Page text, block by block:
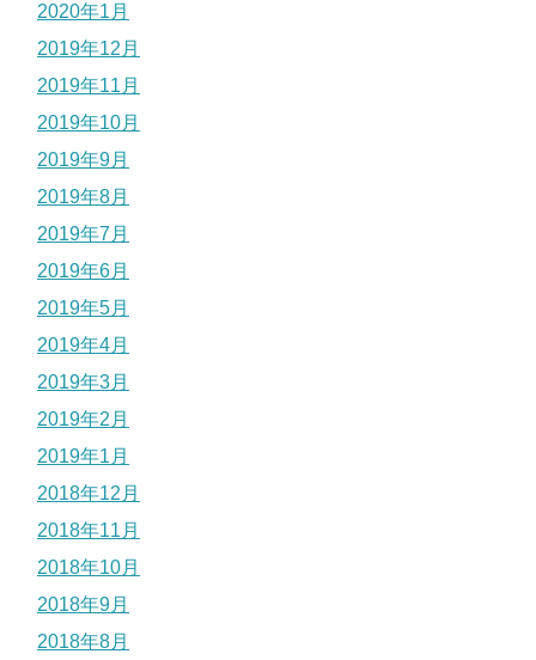
2020年1月
2019年12月
2019年11月
2019年10月
2019年9月
2019年8月
2019年7月
2019年6月
2019年5月
2019年4月
2019年3月
2019年2月
2019年1月
2018年12月
2018年11月
2018年10月
2018年9月
2018年8月